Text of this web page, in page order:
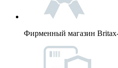
Фирменный магазин